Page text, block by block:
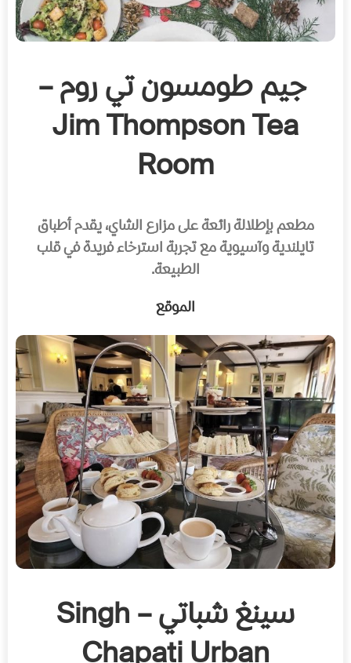
جيم طومسون تي روم –
Jim Thompson Tea
Room
مطعم بإطلالة رائعة على مزارع الشاي، يقدم أطباق
تايلندية وآسيوية مع تجربة استرخاء فريدة في قلب
الطبيعة.
الموقع
سينغ شباتي – Singh